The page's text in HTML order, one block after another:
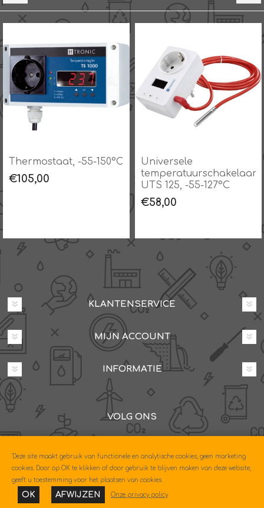
Thermostaat, -55-150°C
€105,00
Universele
temperatuurschakelaar
UTS 125, -55-127°C
€58,00
KLANTENSERVICE
MIJN ACCOUNT
INFORMATIE
VOLG ONS
085-0604630
'Deze site maakt gebruik van functionele en analytische cookies, geen marketing
cookies. Door op OK te klikken of door gebruik te blijven maken van deze website,
geeft u toestemming voor het plaatsen van cookies.
OK AFWIJZEN Onze privacy policy